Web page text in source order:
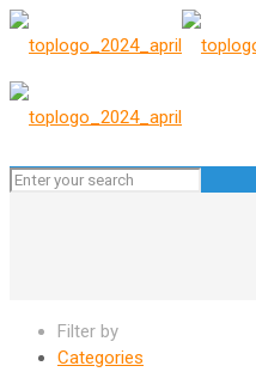
Filter by
Categories